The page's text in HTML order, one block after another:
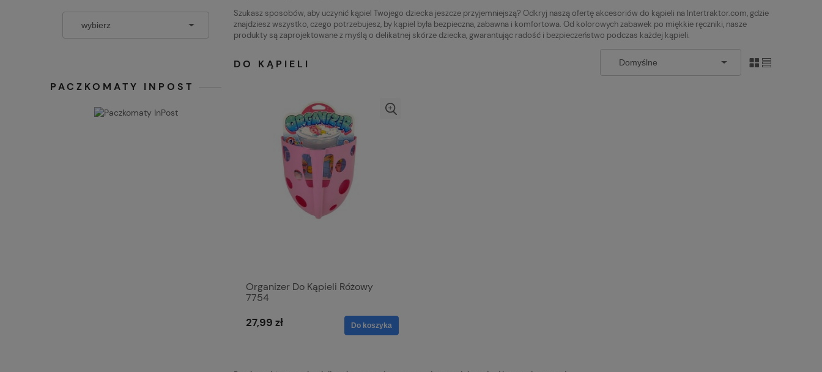
PACZKOMATY INPOST
Szukasz sposobów, aby uczynić kąpiel Twojego dziecka jeszcze przyjemniejszą? Odkryj naszą ofertę akcesoriów do kąpieli na Intertraktor.com, gdzie
znajdziesz wszystko, czego potrzebujesz, by kąpiel była bezpieczna, zabawna i komfortowa. Od kolorowych zabawek po miękkie ręczniki, nasze
produkty są zaprojektowane z myślą o delikatnej skórze dziecka, gwarantując radość i bezpieczeństwo podczas każdej kąpieli.
DO KĄPIELI
Organizer Do Kąpieli Różowy
7754
27,99 zł Do koszyka